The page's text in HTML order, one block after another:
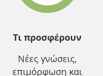
Τι προσφέρουν
Νέες γνώσεις,
επιμόρφωση και